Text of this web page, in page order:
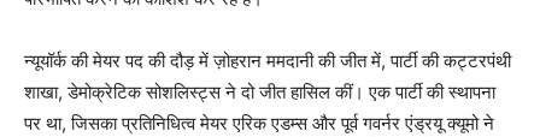
न्यूयॉर्क की मेयर पद की दौड़ में ज़ोहरान ममदानी की जीत में, पार्टी की कट्टरपंथी
शाखा, डेमोक्रेटिक सोशलिस्ट्स ने दो जीत हासिल कीं। एक पार्टी की स्थापना
पर था, जिसका प्रतिनिधित्व मेयर एरिक एडम्स और पूर्व गवर्नर एंड्रयू क्यूमो ने